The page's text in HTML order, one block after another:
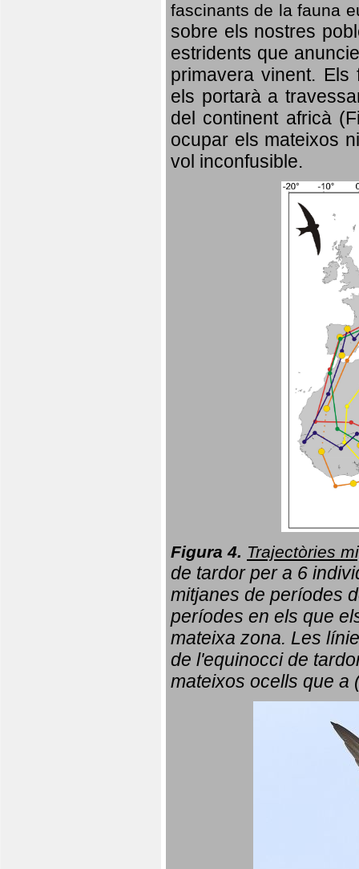
fascinants de la fauna
sobre els nostres
estridents que
primavera vinent. Els
els portarà a
del continent africà
ocupar els mateixos
vol inconfusible.
Figura 4. Trajectòries
de tardor per a 6
mitjanes de períodes
períodes en els que
mateixa zona. Les
de l'equinocci de
mateixos ocells que a